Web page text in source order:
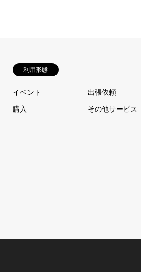
利用形態
イベント 出張依頼
購入 その他サービス